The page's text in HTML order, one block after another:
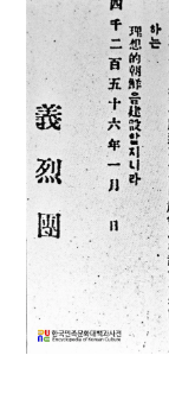
2 세조
3 기린
4 노국
5 세종
6 곽선
7
김상
8 돈녕
9
무령
10 봄봄